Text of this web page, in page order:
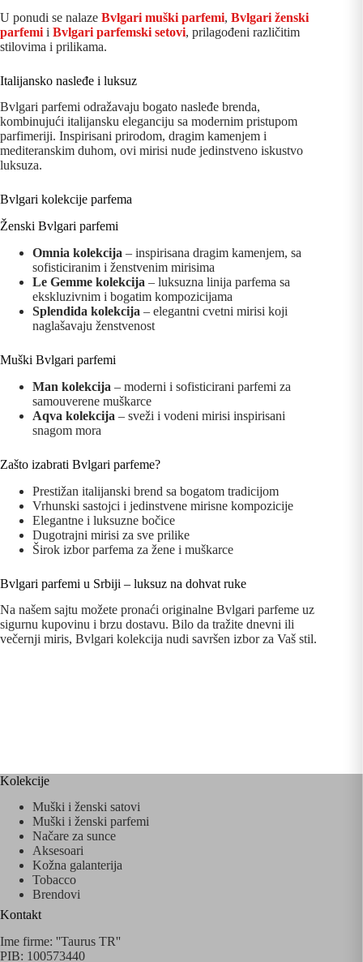
U ponudi se nalaze Bvlgari muški parfemi, Bvlgari ženski
parfemi i Bvlgari parfemski setovi, prilagođeni različitim
stilovima i prilikama.
Italijansko nasleđe i luksuz
Bvlgari parfemi odražavaju bogato nasleđe brenda,
kombinujući italijansku eleganciju sa modernim pristupom
parfimeriji. Inspirisani prirodom, dragim kamenjem i
mediteranskim duhom, ovi mirisi nude jedinstveno iskustvo
luksuza.
Bvlgari kolekcije parfema
Ženski Bvlgari parfemi
Omnia kolekcija – inspirisana dragim kamenjem, sa
sofisticiranim i ženstvenim mirisima
Le Gemme kolekcija – luksuzna linija parfema sa
ekskluzivnim i bogatim kompozicijama
Splendida kolekcija – elegantni cvetni mirisi koji
naglašavaju ženstvenost
Muški Bvlgari parfemi
Man kolekcija – moderni i sofisticirani parfemi za
samouverene muškarce
Aqva kolekcija – sveži i vodeni mirisi inspirisani
snagom mora
Zašto izabrati Bvlgari parfeme?
Prestižan italijanski brend sa bogatom tradicijom
Vrhunski sastojci i jedinstvene mirisne kompozicije
Elegantne i luksuzne bočice
Dugotrajni mirisi za sve prilike
Širok izbor parfema za žene i muškarce
Bvlgari parfemi u Srbiji – luksuz na dohvat ruke
Na našem sajtu možete pronaći originalne Bvlgari parfeme uz
sigurnu kupovinu i brzu dostavu. Bilo da tražite dnevni ili
večernji miris, Bvlgari kolekcija nudi savršen izbor za Vaš stil.
Kolekcije
Muški i ženski satovi
Muški i ženski parfemi
Načare za sunce
Aksesoari
Kožna galanterija
Tobacco
Brendovi
Kontakt
Ime firme: ''Taurus TR''
PIB: 100573440